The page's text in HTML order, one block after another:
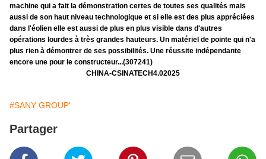
machine qui a fait la démonstration certes de toutes ses qualités mais
aussi de son haut niveau technologique et si elle est des plus appréciées
dans l'éolien elle est aussi de plus en plus visible dans d'autres
opérations lourdes à très grandes hauteurs. Un matériel de pointe qui n'a
plus rien à démontrer de ses possibilités. Une réussite indépendante
encore une pour le constructeur...(307241)
CHINA-CSINATECH4.02025
#SANY GROUP'
Partager